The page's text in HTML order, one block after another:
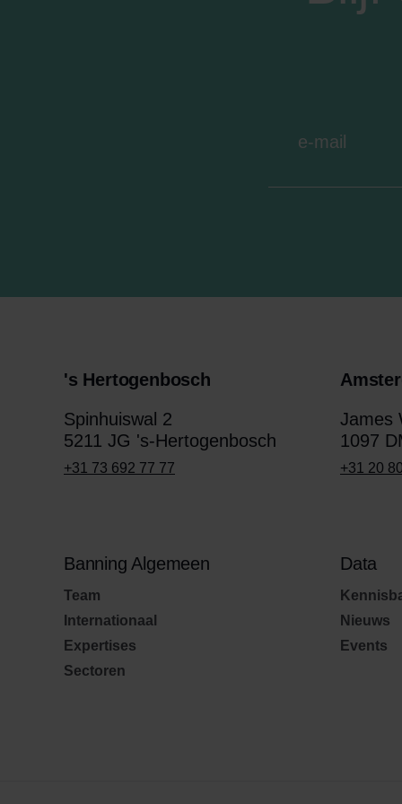
's Hertogenbosch
Spinhuiswal 2
5211 JG 's-Hertogenbosch
+31 73 692 77 77
James
1097
+31 20
Banning Algemeen
Team
Internationaal
Expertises
Sectoren
Data
Nieuws
Events